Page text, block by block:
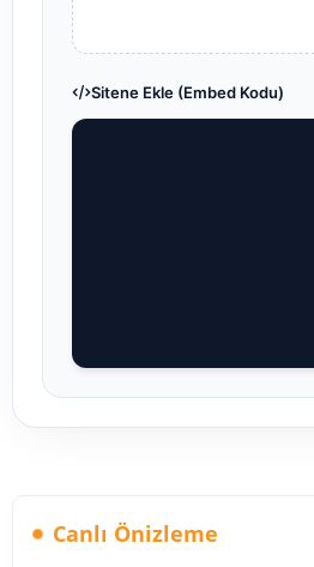
Sitene Ekle (Embed Kodu)
Canlı Önizleme